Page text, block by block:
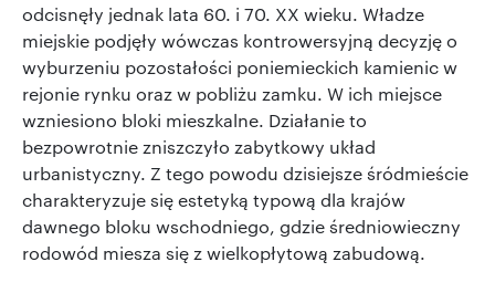
odcisnęły jednak lata 60. i 70. XX wieku. Władze
miejskie podjęły wówczas kontrowersyjną decyzję o
wyburzeniu pozostałości poniemieckich kamienic w
rejonie rynku oraz w pobliżu zamku. W ich miejsce
wzniesiono bloki mieszkalne. Działanie to
bezpowrotnie zniszczyło zabytkowy układ
urbanistyczny. Z tego powodu dzisiejsze śródmieście
charakteryzuje się estetyką typową dla krajów
dawnego bloku wschodniego, gdzie średniowieczny
rodowód miesza się z wielkopłytową zabudową.